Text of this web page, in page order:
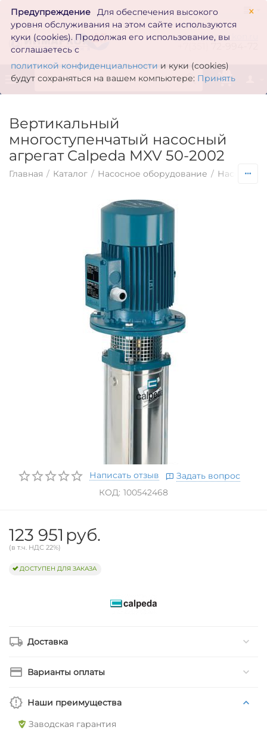
×
Предупреждение
Для обеспечения высокого
уровня обслуживания на этом сайте используются
куки (cookies). Продолжая его использование, вы
соглашаетесь с
политикой конфиденциальности и куки (cookies)
будут сохраняться на вашем компьютере: Принять
zakaz@inmarkon.ru
0
Вертикальный
многоступенчатый насосный
агрегат Calpeda MXV 50-2002
Главная / Каталог / Насосное оборудование / Насосы по
Написать отзыв
Задать вопрос
КОД: 100542468
123 951 руб.
(в т.ч. НДС 22%)
ДОСТУПЕН ДЛЯ ЗАКАЗА
Доставка
Варианты оплаты
Наши преимущества
Заводская гарантия